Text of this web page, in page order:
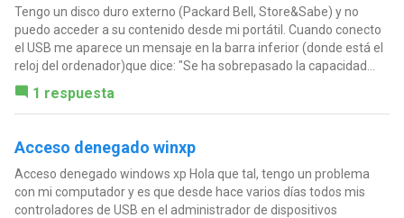
Tengo un disco duro externo (Packard Bell, Store&Sabe) y no
puedo acceder a su contenido desde mi portátil. Cuando conecto
el USB me aparece un mensaje en la barra inferior (donde está el
reloj del ordenador)que dice: "Se ha sobrepasado la capacidad...
1 respuesta
Acceso denegado winxp
Acceso denegado windows xp Hola que tal, tengo un problema
con mi computador y es que desde hace varios días todos mis
controladores de USB en el administrador de dispositivos